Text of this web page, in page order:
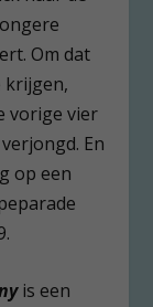
Om dat
krijgen,
vorige vier
En
op een
is een